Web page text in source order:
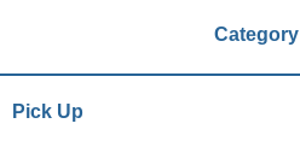
Category
Pick Up